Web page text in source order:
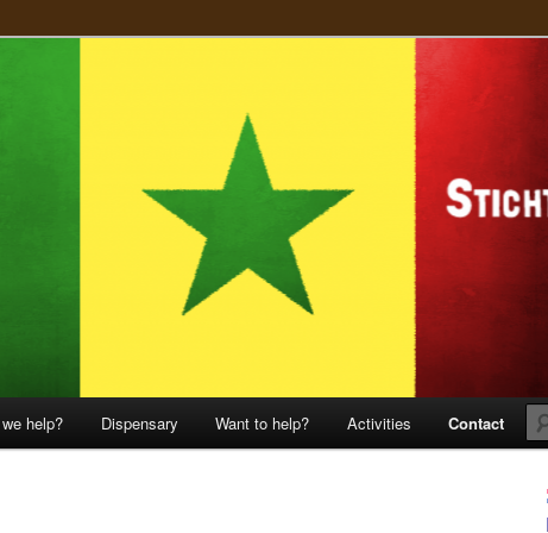
Cobi
help? Dispensary Want to help? Activities Contact